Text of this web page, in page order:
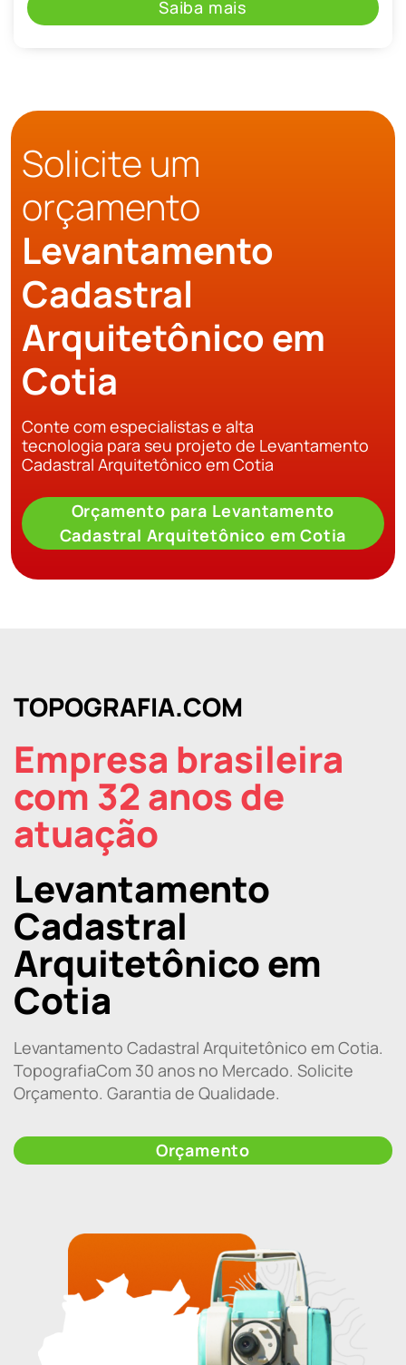
Saiba mais
Solicite um
orçamento
Levantamento
Cadastral
Arquitetônico em
Cotia
Conte com especialistas e alta
tecnologia para seu projeto de Levantamento
Cadastral Arquitetônico em Cotia
Orçamento para Levantamento
Cadastral Arquitetônico em Cotia
TOPOGRAFIA.COM
Empresa brasileira
com 32 anos de
atuação
Levantamento
Cadastral
Arquitetônico em
Cotia
Levantamento Cadastral Arquitetônico em Cotia.
TopografiaCom 30 anos no Mercado. Solicite
Orçamento. Garantia de Qualidade.
Orçamento